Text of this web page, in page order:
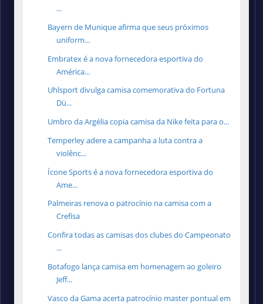
...
Bayern de Munique afirma que seus próximos
uniform...
Embratex é a nova fornecedora esportiva do
América...
Uhlsport divulga camisa comemorativa do Fortuna
Dü...
Umbro da Argélia copia camisa da Nike feita para o...
Temperley adere a campanha a luta contra a
violênc...
Ícone Sports é a nova fornecedora esportiva do
Ame...
Palmeiras renova o patrocínio na camisa com a
Crefisa
Confira todas as camisas dos clubes do Campeonato
...
Botafogo lança camisa em homenagem ao goleiro
Jeff...
Vasco da Gama acerta patrocínio master pontual em